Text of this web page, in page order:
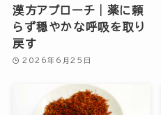
漢方アプローチ｜薬に頼
らず穏やかな呼吸を取り
戻す
2026年6月25日